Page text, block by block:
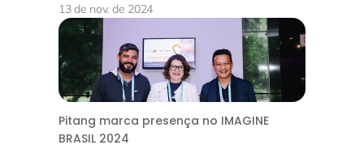
13 de nov. de 2024
Pitang marca presença no IMAGINE
BRASIL 2024